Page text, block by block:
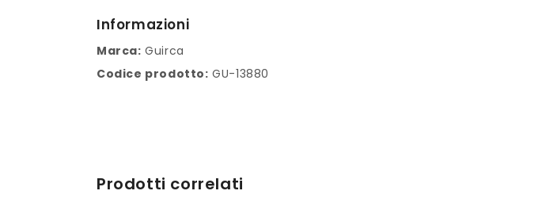
Informazioni
Marca: Guirca
Codice prodotto: GU-13880
Prodotti correlati